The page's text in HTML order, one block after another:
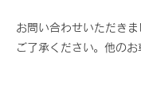
お問い合わせいただき
ご了承ください。他のお